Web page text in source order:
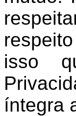
isso
íntegra